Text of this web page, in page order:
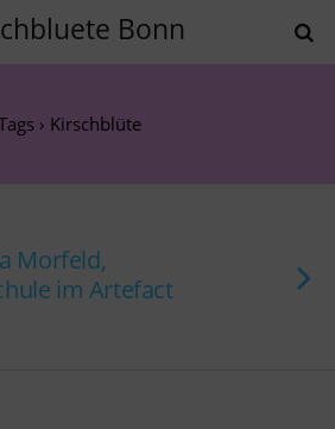
Bonn
› Kirschblüte
Morfeld,
im Artefact